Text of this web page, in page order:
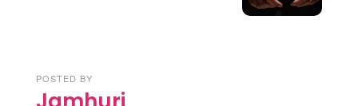
POSTED BY